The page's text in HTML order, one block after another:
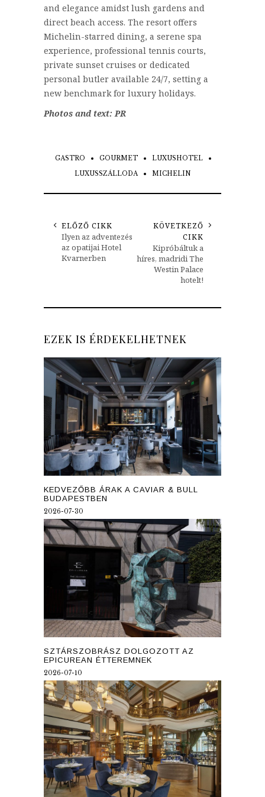
and elegance amidst lush gardens and
direct beach access. The resort offers
Michelin-starred dining, a serene spa
experience, professional tennis courts,
private sunset cruises or dedicated
personal butler available 24/7, setting a
new benchmark for luxury holidays.
Photos and text: PR
GASTRO GOURMET
LUXUSHOTEL
LUXUSSZÁLLODA
MICHELIN
ELŐZŐ CIKK
Ilyen az adventezés
az opatijai Hotel
Kvarnerben
KÖVETKEZŐ
CIKK
Kipróbáltuk a
híres, madridi The
Westin Palace
hotelt!
EZEK IS ÉRDEKELHETNEK
KEDVEZŐBB ÁRAK A CAVIAR & BULL
BUDAPESTBEN
2026-07-30
SZTÁRSZOBRÁSZ DOLGOZOTT AZ
EPICUREAN ÉTTEREMNEK
2026-07-10